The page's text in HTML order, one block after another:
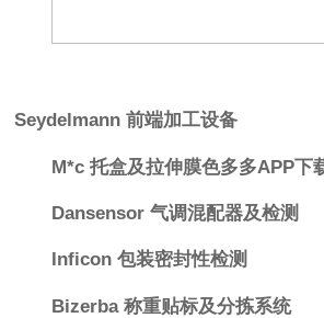
Seydelmann 前端加工设备
M*c 托盒及拉伸膜色多多APP下
Dansensor 气调混配器及检测
Inficon 包装密封性检测
Bizerba 称重贴标及分拣系统